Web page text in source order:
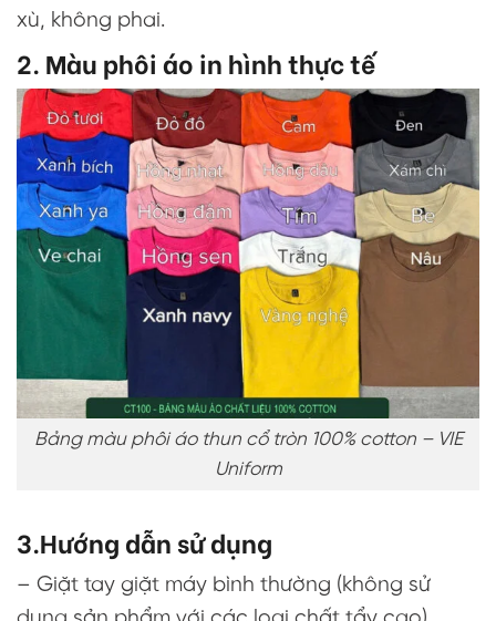
xù, không phai.
2. Màu phôi áo in hình thực tế
Bảng màu phôi áo thun cổ tròn 100% cotton – VIE
Uniform
3.Hướng dẫn sử dụng
– Giặt tay giặt máy bình thường (không sử